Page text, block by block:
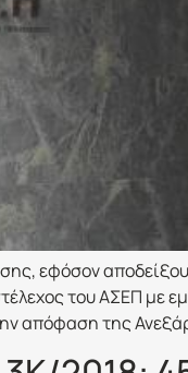
εφόσον
του ΑΣΕΠ με
απόφαση της